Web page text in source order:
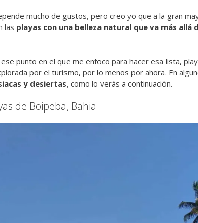
mucho de gustos, pero creo yo que a la gran
las playas con una belleza natural que va más
punto en el que me enfoco para hacer esa lista,
por el turismo, por lo menos por ahora. En
y desiertas, como lo verás a continuación.
de Boipeba, Bahia